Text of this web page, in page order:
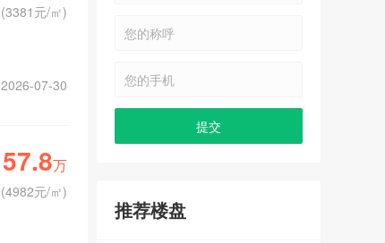
2026-07-30
(3381元/㎡)
57.8万
(4982元/㎡)
推荐楼盘